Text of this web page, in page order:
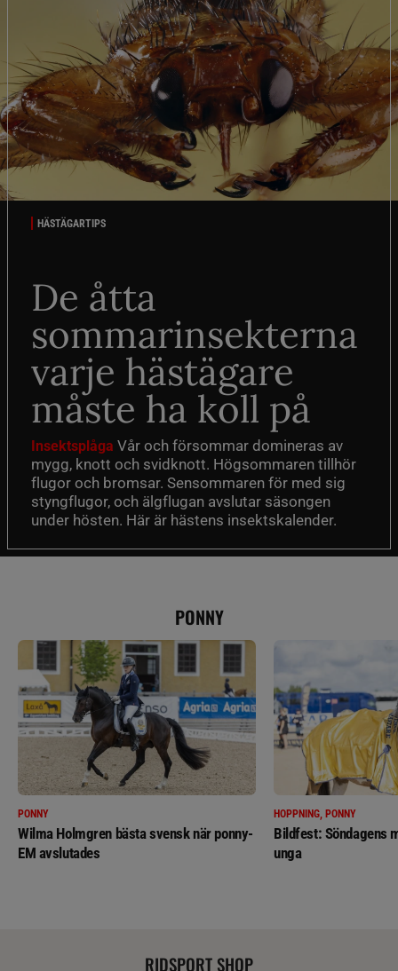
HÄSTÄGARTIPS
De åtta
sommarinsekterna
varje hästägare
måste ha koll på
Insektsplåga Vår och försommar domineras av
mygg, knott och svidknott. Högsommaren tillhör
flugor och bromsar. Sensommaren för med sig
styngflugor, och älgflugan avslutar säsongen
under hösten. Här är hästens insektskalender.
PONNY
PONNY
Wilma Holmgren bästa svensk när ponny-
EM avslutades
HOPPNING, PONNY
Bildfest: Söndagens
unga
RIDSPORT SHOP